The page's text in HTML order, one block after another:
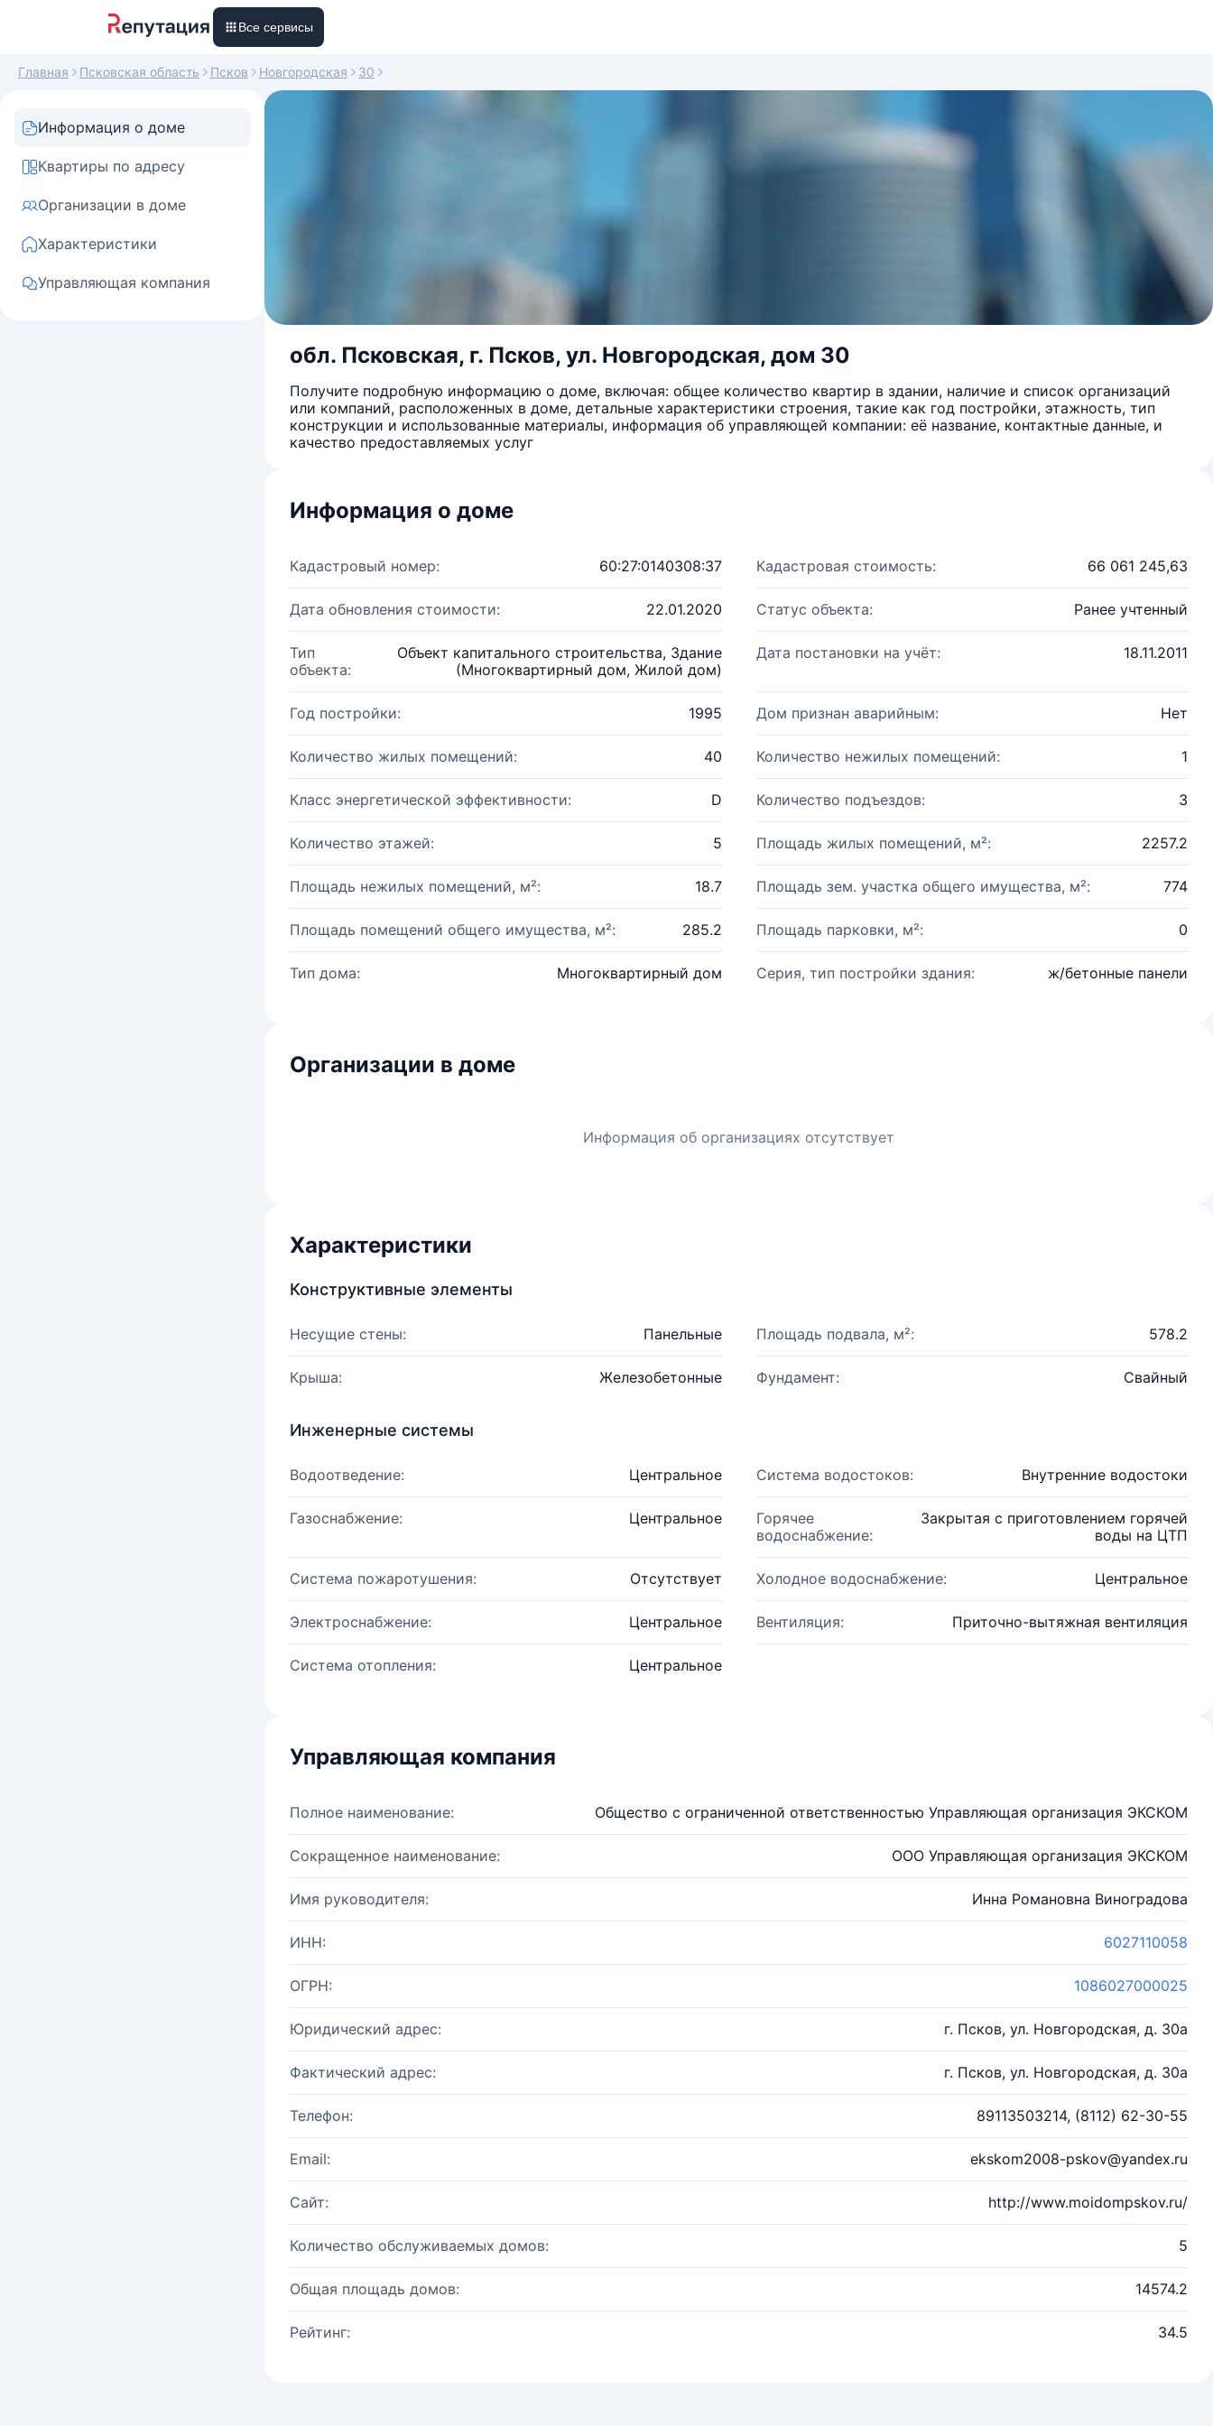
Все сервисы
Главная Псковская область Псков Новгородская 30
Информация о доме
Квартиры по адресу
Организации в доме
Характеристики
Управляющая компания
обл. Псковская, г. Псков, ул. Новгородская, дом 30
Получите подробную информацию о доме, включая: общее количество квартир в здании, наличие и список организаций
или компаний, расположенных в доме, детальные характеристики строения, такие как год постройки, этажность, тип
конструкции и использованные материалы, информация об управляющей компании: её название, контактные данные, и
качество предоставляемых услуг
Информация о доме
Кадастровый номер: 60:27:0140308:37 Кадастровая стоимость: 66 061 245,63
Дата обновления стоимости: 22.01.2020 Статус объекта: Ранее учтенный
Тип
объекта:
Объект капитального строительства, Здание
(Многоквартирный дом, Жилой дом)
Дата постановки на учёт: 18.11.2011
Год постройки: 1995 Дом признан аварийным: Нет
Количество жилых помещений: 40 Количество нежилых помещений: 1
Класс энергетической эффективности: D Количество подъездов: 3
Количество этажей: 5 Площадь жилых помещений, м²: 2257.2
Площадь нежилых помещений, м²: 18.7 Площадь зем. участка общего имущества, м²: 774
Площадь помещений общего имущества, м²: 285.2 Площадь парковки, м²: 0
Тип дома: Многоквартирный дом Серия, тип постройки здания: ж/бетонные панели
Организации в доме
Информация об организациях отсутствует
Характеристики
Конструктивные элементы
Несущие стены: Панельные Площадь подвала, м²: 578.2
Крыша: Железобетонные Фундамент: Свайный
Инженерные системы
Водоотведение: Центральное Система водостоков: Внутренние водостоки
Газоснабжение: Центральное
Горячее
водоснабжение:
Закрытая с приготовлением горячей
воды на ЦТП
Система пожаротушения: Отсутствует Холодное водоснабжение: Центральное
Электроснабжение: Центральное Вентиляция: Приточно-вытяжная вентиляция
Система отопления: Центральное
Управляющая компания
Полное наименование: Общество с ограниченной ответственностью Управляющая организация ЭКСКОМ
Сокращенное наименование: ООО Управляющая организация ЭКСКОМ
Имя руководителя: Инна Романовна Виноградова
ИНН: 6027110058
ОГРН: 1086027000025
Юридический адрес: г. Псков, ул. Новгородская, д. 30а
Фактический адрес: г. Псков, ул. Новгородская, д. 30а
Телефон: 89113503214, (8112) 62-30-55
Email: ekskom2008-pskov@yandex.ru
Сайт: http://www.moidompskov.ru/
Количество обслуживаемых домов: 5
Общая площадь домов: 14574.2
Рейтинг: 34.5